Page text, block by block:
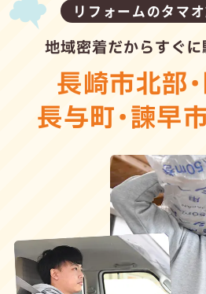
リフォームのタマ
地域密着だからすぐ
長崎市北部
長与町・諫早